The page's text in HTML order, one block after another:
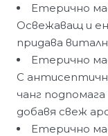
Етерично
Освежаващ и
придава
Етерично
С
чанг
добавя свеж
Етерично